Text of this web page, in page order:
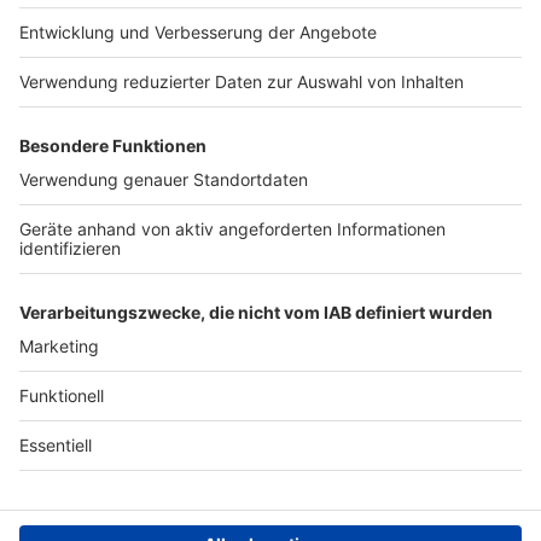
Presse
Werben
Archiv
ANTENNE BAYERN GROUP
Stiftung ANTENNE BAYERN
hilft
Teilnahmebedingungen
Grounding Page ANTENNE
BAYERN
Verkehrs-Hotline
Datenschutz­erklärung
einstellungen